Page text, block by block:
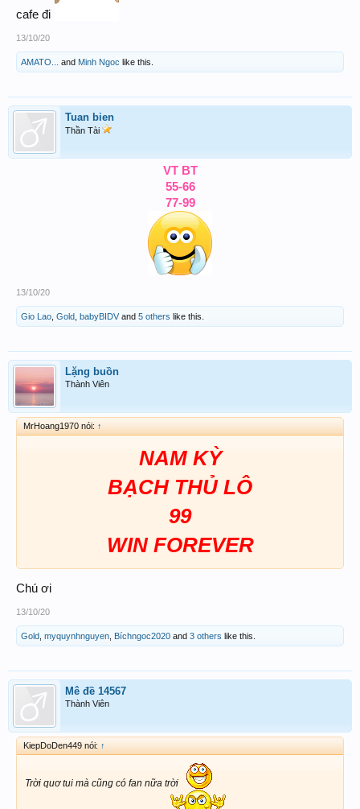
cafe đi
13/10/20
AMATO... and Minh Ngoc like this.
Tuan bien
Thần Tài
VT BT
55-66
77-99
13/10/20
Gio Lao Gold babyBIDV and 5 others like this.
Lặng buồn
Thành Viên
MrHoang1970 nói: ↑
NAM KỲ
BẠCH THỦ LÔ
99
WIN FOREVER
Chú ơi
13/10/20
Gold myquynhnguyen Bíchngoc2020 and 3 others like this.
Mê đề 14567
Thành Viên
KiepDoDen449 nói: ↑
Trời quơ tui mà cũng có fan nữa trời